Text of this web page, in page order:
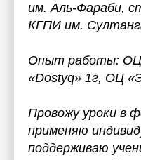
им. Аль-Фараби,
КГПИ им.
Опыт работы: ОЦ
«Dostyq» 1г, ОЦ
Провожу уроки в
применяю
поддерживаю